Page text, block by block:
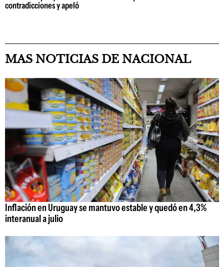
contradicciones y apeló
MAS NOTICIAS DE NACIONAL
Inflación en Uruguay se mantuvo estable y quedó en 4,3%
interanual a julio